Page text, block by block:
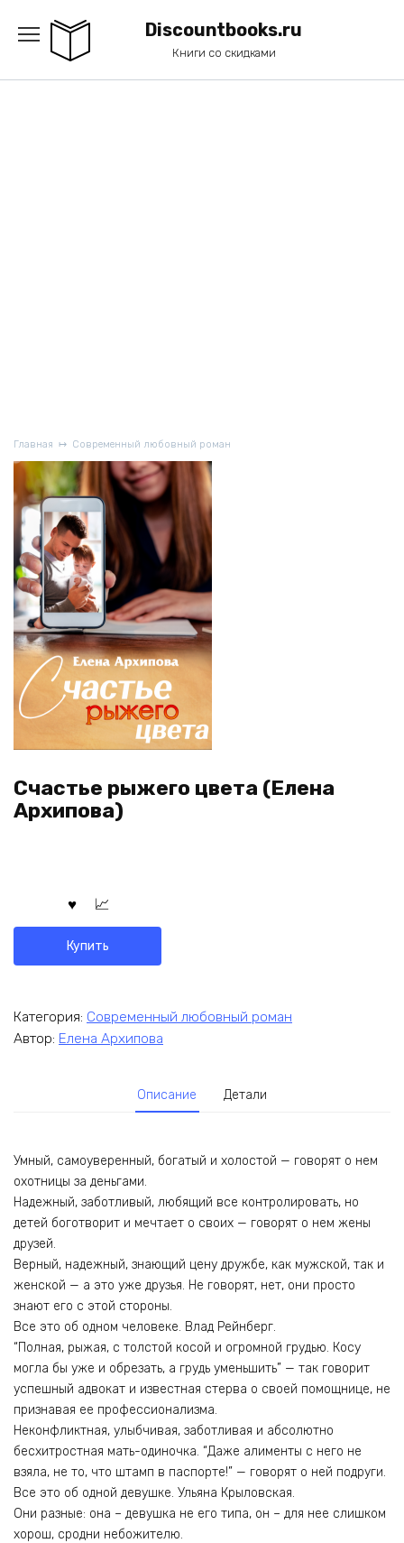
содержанию
Discountbooks.ru
Книги со скидками
Главная Современный любовный роман
Счастье рыжего цвета (Елена
Архипова)
Купить
Категория: Современный любовный роман
Автор: Елена Архипова
Описание Детали
Умный, самоуверенный, богатый и холостой — говорят о нем
охотницы за деньгами.
Надежный, заботливый, любящий все контролировать, но
детей боготворит и мечтает о своих — говорят о нем жены
друзей.
Верный, надежный, знающий цену дружбе, как мужской, так и
женской — а это уже друзья. Не говорят, нет, они просто
знают его с этой стороны.
Все это об одном человеке. Влад Рейнберг.
“Полная, рыжая, с толстой косой и огромной грудью. Косу
могла бы уже и обрезать, а грудь уменьшить” — так говорит
успешный адвокат и известная стерва о своей помощнице, не
признавая ее профессионализма.
Неконфликтная, улыбчивая, заботливая и абсолютно
бесхитростная мать-одиночка. “Даже алименты с него не
взяла, не то, что штамп в паспорте!” — говорят о ней подруги.
Все это об одной девушке. Ульяна Крыловская.
Они разные: она – девушка не его типа, он – для нее слишком
хорош, сродни небожителю.